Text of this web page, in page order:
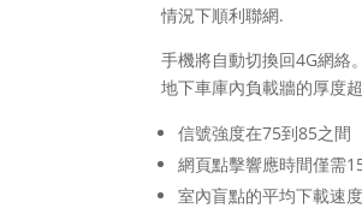
情況下順利聯網.
手機將自動切換回4G網絡
地下車庫內負載牆的厚度
信號強度在75到85之間
網頁點擊響應時間僅需
室內盲點的平均下載速